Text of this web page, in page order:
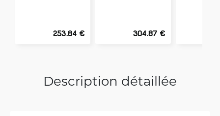
253.84 € 304.87 €
Description détaillée